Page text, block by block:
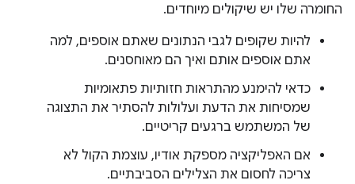
החומרה שלו יש שיקולים מיוחדים.
להיות שקופים לגבי הנתונים שאתם אוספים, למה
אתם אוספים אותם ואיך הם מאוחסנים.
כדאי להימנע מהתראות חזותיות פתאומיות
שמסיחות את הדעת ועלולות להסתיר את התצוגה
של המשתמש ברגעים קריטיים.
אם האפליקציה מספקת אודיו, עוצמת הקול לא
צריכה לחסום את הצלילים הסביבתיים.